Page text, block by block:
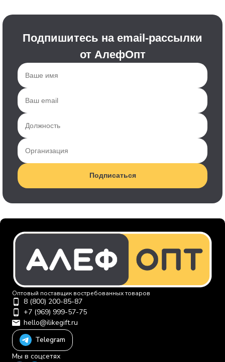
Подпишитесь на email-рассылки
от АлефОпт
Подписаться
Оптовый поставщик востребованных товаров
8 (800) 200-85-87
+7 (969) 999-57-75
hello@ilikegift.ru
Telegram
Мы в соцсетях